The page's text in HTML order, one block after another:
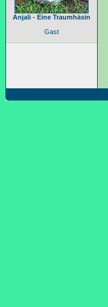
Anjali - Eine Traumhäsin
Gast